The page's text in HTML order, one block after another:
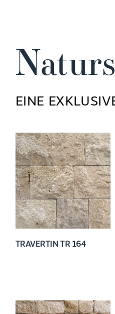
EINE
TRAVERTIN TR 164